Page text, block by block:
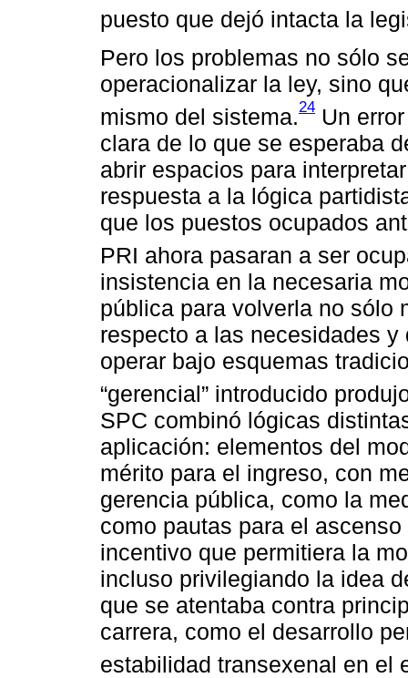
puesto que dejó intacta la
Pero los problemas no sólo
operacionalizar la ley, sino
mismo del sistema.24 Un
clara de lo que se esperaba
abrir espacios para
respuesta a la lógica
que los puestos ocupados
PRI ahora pasaran a ser
insistencia en la necesaria
pública para volverla no sólo
respecto a las necesidades
operar bajo esquemas
“gerencial” introducido
SPC combinó lógicas
aplicación: elementos del
mérito para el ingreso, con
gerencia pública, como la
como pautas para el
incentivo que permitiera la
incluso privilegiando la idea
que se atentaba contra
carrera, como el desarrollo
estabilidad transexenal en el